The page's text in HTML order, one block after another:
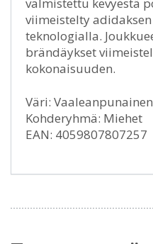
valmistettu kevyestä
viimeistelty
teknologialla.
brändäykset
kokonaisuuden.
Väri: Vaaleanpunainen
Kohderyhmä: Miehet
EAN: 4059807807257